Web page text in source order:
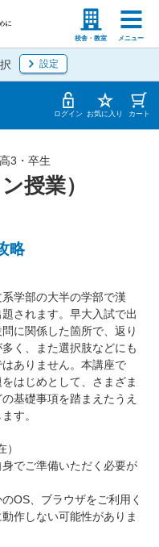
校舎・教室 メニュー
高等学校の先生
設定
ログイン お気に入り カート
授業）
高3・卒生
略
学部の大半の学部で漢
されます。早大入試で出
に関係した箇所で、返り
く、また選択肢などにも
ありません。本講座で
はじめとして、さまざま
基礎事項を踏まえたうえ
す。
でご準備いただく必要が
OS、ブラウザをご利用く
作しない可能性がありま